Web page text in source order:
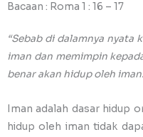
Bacaan : Roma 1 : 16 – 17
“Sebab di dalamnya nyata
iman dan memimpin
benar akan hidup oleh
Iman adalah dasar hidup
hidup oleh iman tidak